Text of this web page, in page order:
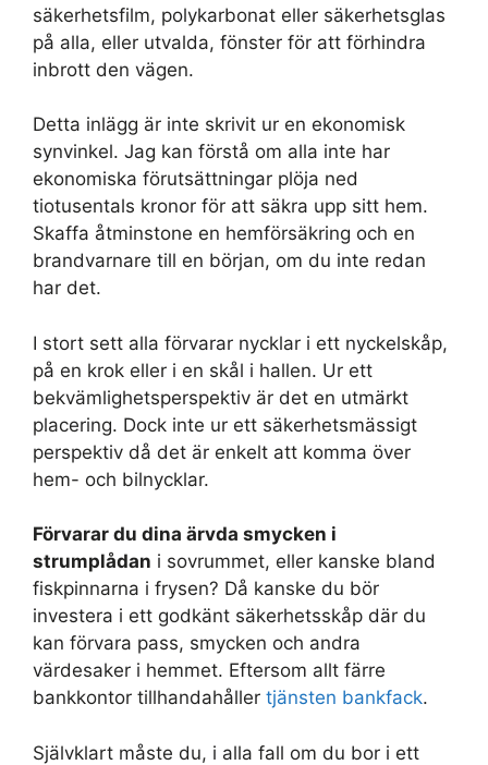
säkerhetsfilm, polykarbonat eller säkerhetsglas
på alla, eller utvalda, fönster för att förhindra
inbrott den vägen.
Detta inlägg är inte skrivit ur en ekonomisk
synvinkel. Jag kan förstå om alla inte har
ekonomiska förutsättningar plöja ned
tiotusentals kronor för att säkra upp sitt hem.
Skaffa åtminstone en hemförsäkring och en
brandvarnare till en början, om du inte redan
har det.
I stort sett alla förvarar nycklar i ett nyckelskåp,
på en krok eller i en skål i hallen. Ur ett
bekvämlighetsperspektiv är det en utmärkt
placering. Dock inte ur ett säkerhetsmässigt
perspektiv då det är enkelt att komma över
hem- och bilnycklar.
Förvarar du dina ärvda smycken i
strumplådan i sovrummet, eller kanske bland
fiskpinnarna i frysen? Då kanske du bör
investera i ett godkänt säkerhetsskåp där du
kan förvara pass, smycken och andra
värdesaker i hemmet. Eftersom allt färre
bankkontor tillhandahåller tjänsten bankfack.
Självklart måste du, i alla fall om du bor i ett